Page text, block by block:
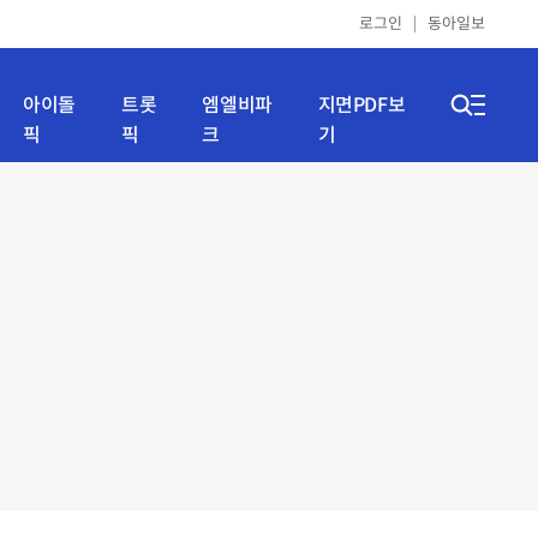
로그인 동아일보
아이돌
픽
트롯
픽
엠엘비파
크
지면PDF보
기